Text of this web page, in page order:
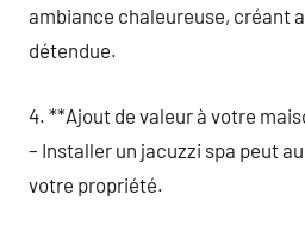
ambiance chaleureuse, créant
détendue.
4. **Ajout de valeur à votre
– Installer un jacuzzi spa peut
votre propriété.